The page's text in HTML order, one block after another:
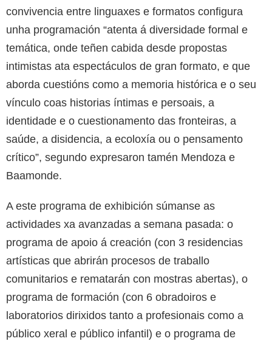
convivencia entre linguaxes e formatos configura
unha programación “atenta á diversidade formal e
temática, onde teñen cabida desde propostas
intimistas ata espectáculos de gran formato, e que
aborda cuestións como a memoria histórica e o seu
vínculo coas historias íntimas e persoais, a
identidade e o cuestionamento das fronteiras, a
saúde, a disidencia, a ecoloxía ou o pensamento
crítico”, segundo expresaron tamén Mendoza e
Baamonde.
A este programa de exhibición súmanse as
actividades xa avanzadas a semana pasada: o
programa de apoio á creación (con 3 residencias
artísticas que abrirán procesos de traballo
comunitarios e rematarán con mostras abertas), o
programa de formación (con 6 obradoiros e
laboratorios dirixidos tanto a profesionais como a
público xeral e público infantil) e o programa de